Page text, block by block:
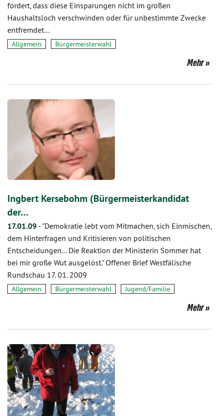
fordert, dass diese Einsparungen nicht im großen
Haushaltsloch verschwinden oder für unbestimmte Zwecke
entfremdet…
Allgemein Bürgermeisterwahl
Mehr
Ingbert Kersebohm (Bürgermeisterkandidat
der…
17.01.09 - "Demokratie lebt vom Mitmachen, sich Einmischen,
dem Hinterfragen und Kritisieren von politischen
Entscheidungen... Die Reaktion der Ministerin Sommer hat
bei mir große Wut ausgelöst." Offener Brief Westfälische
Rundschau 17. 01. 2009
Allgemein Bürgermeisterwahl Jugend/Familie
Mehr